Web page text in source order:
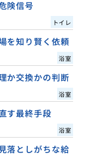
険信号
トイレ
を知り賢く依頼
浴室
か交換かの判断
浴室
す最終手段
浴室
落としがちな給